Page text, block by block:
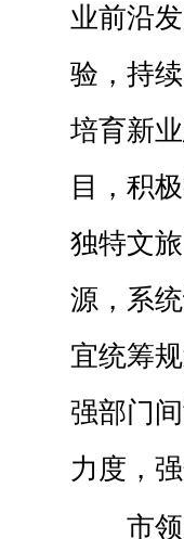
业前沿
验，持
培育新
目，积
独特文
源，系
宜统筹
强部门
力度，
市